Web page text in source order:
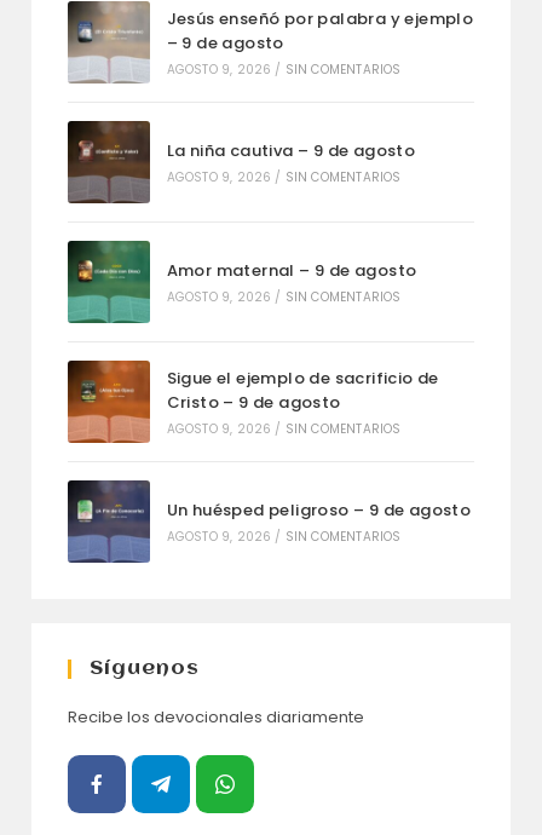
Jesús enseñó por palabra y ejemplo
– 9 de agosto
AGOSTO 9, 2026 / SIN COMENTARIOS
La niña cautiva – 9 de agosto
AGOSTO 9, 2026 / SIN COMENTARIOS
Amor maternal – 9 de agosto
AGOSTO 9, 2026 / SIN COMENTARIOS
Sigue el ejemplo de sacrificio de
Cristo – 9 de agosto
AGOSTO 9, 2026 / SIN COMENTARIOS
Un huésped peligroso – 9 de agosto
AGOSTO 9, 2026 / SIN COMENTARIOS
Síguenos
Recibe los devocionales diariamente